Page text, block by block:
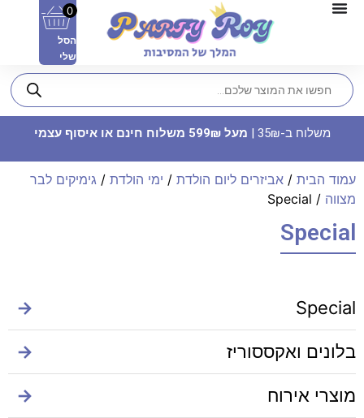
0
הסל
שלי
משלוח ב-35₪ | מעל 599₪ משלוח חינם או איסוף עצמי
עמוד הבית / אביזרים ליום הולדת / ימי הולדת / גימיקים לבר
מצווה / Special
Special
Special
→
בלונים ואקססוריז →
מוצרי אירוח →